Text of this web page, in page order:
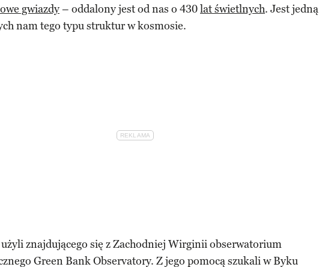
gwiazdy– oddalony jest od nas o 430lat świetlnych. Jest jedną
nam tego typu struktur w kosmosie.
znajdującego się z Zachodniej Wirginii obserwatorium
Green Bank Observatory. Z jego pomocą szukali w Byku